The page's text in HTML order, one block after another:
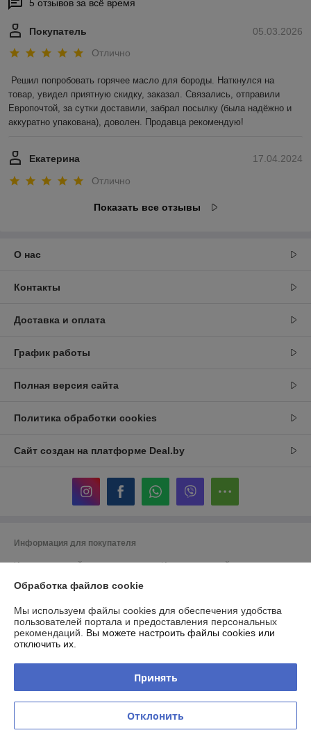
5 отзывов за всё время
05.03.2026
Покупатель
Отлично
Решил попробовать горячее масло для бороды. Наткнулся на
товар, увидел приятную скидку, заказал. Связались, отправили
Европочтой, за сутки доставили, забрал посылку (была надёжно и
аккуратно упакована), доволен. Продавца рекомендую!
17.04.2024
Екатерина
Отлично
Показать все отзывы
О нас
Контакты
Доставка и оплата
График работы
Полная версия сайта
Политика обработки cookies
Сайт создан на платформе Deal.by
Информация для покупателя
Индивидуальный предприниматель:Индивидуальный
Беларусь Минск пр. Машерова 18-45
Регистрационный номер ЕГР: 192982417
УНП: 192982417
Дата регистрации компании: 12.10.2017
Местонахождение книги жалоб и предложений: Проспект Машерова
18-45
Обработка файлов cookie
Мы используем файлы cookies для обеспечения удобства
пользователей портала и предоставления персональных
рекомендаций. Вы можете настроить файлы cookies или
отключить их.
Принять
Отклонить